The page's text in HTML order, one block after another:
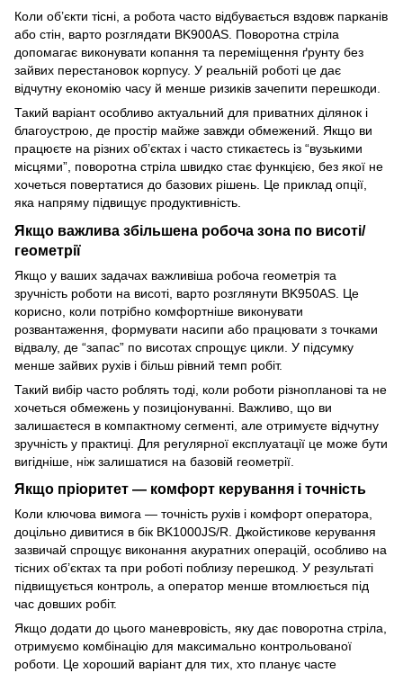
Коли об’єкти тісні, а робота часто відбувається вздовж парканів
або стін, варто розглядати BK900AS. Поворотна стріла
допомагає виконувати копання та переміщення ґрунту без
зайвих перестановок корпусу. У реальній роботі це дає
відчутну економію часу й менше ризиків зачепити перешкоди.
Такий варіант особливо актуальний для приватних ділянок і
благоустрою, де простір майже завжди обмежений. Якщо ви
працюєте на різних об’єктах і часто стикаєтесь із “вузькими
місцями”, поворотна стріла швидко стає функцією, без якої не
хочеться повертатися до базових рішень. Це приклад опції,
яка напряму підвищує продуктивність.
Якщо важлива збільшена робоча зона по висоті/
геометрії
Якщо у ваших задачах важливіша робоча геометрія та
зручність роботи на висоті, варто розглянути BK950AS. Це
корисно, коли потрібно комфортніше виконувати
розвантаження, формувати насипи або працювати з точками
відвалу, де “запас” по висотах спрощує цикли. У підсумку
менше зайвих рухів і більш рівний темп робіт.
Такий вибір часто роблять тоді, коли роботи різнопланові та не
хочеться обмежень у позиціонуванні. Важливо, що ви
залишаєтеся в компактному сегменті, але отримуєте відчутну
зручність у практиці. Для регулярної експлуатації це може бути
вигідніше, ніж залишатися на базовій геометрії.
Якщо пріоритет — комфорт керування і точність
Коли ключова вимога — точність рухів і комфорт оператора,
доцільно дивитися в бік BK1000JS/R. Джойстикове керування
зазвичай спрощує виконання акуратних операцій, особливо на
тісних об’єктах та при роботі поблизу перешкод. У результаті
підвищується контроль, а оператор менше втомлюється під
час довших робіт.
Якщо додати до цього маневровість, яку дає поворотна стріла,
отримуємо комбінацію для максимально контрольованої
роботи. Це хороший варіант для тих, хто планує часте